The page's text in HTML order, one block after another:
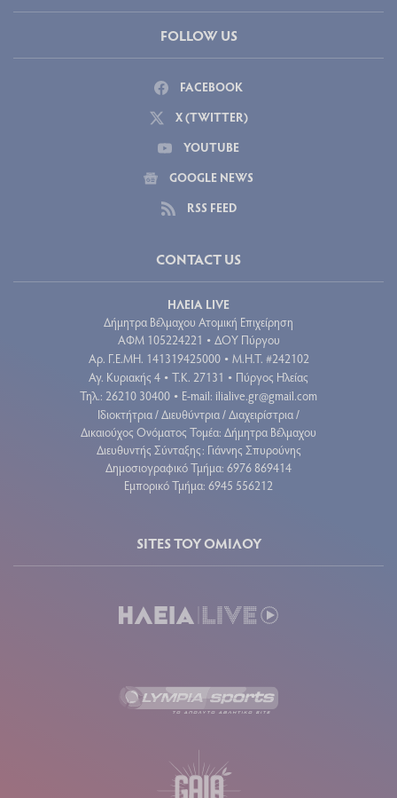
FOLLOW US
FACEBOOK
X (TWITTER)
YOUTUBE
GOOGLE NEWS
RSS FEED
CONTACT US
ΗΛΕΙΑ LIVE
Δήμητρα Βέλμαχου Ατομική Επιχείρηση
ΑΦΜ 105224221 • ΔΟΥ Πύργου
Aρ. Γ.Ε.ΜΗ. 141319425000 • Μ.Η.Τ. #242102
Αγ. Κυριακής 4 • Τ.Κ. 27131 • Πύργος Ηλείας
Τηλ.: 26210 30400 • E-mail: ilialive.gr@gmail.com
Ιδιοκτήτρια / Διευθύντρια / Διαχειρίστρια /
Δικαιούχος Ονόματος Τομέα: Δήμητρα Βέλμαχου
Διευθυντής Σύνταξης: Γιάννης Σπυρούνης
Δημοσιογραφικό Τμήμα: 6976 869414
Εμπορικό Τμήμα: 6945 556212
SITES ΤΟΥ ΟΜΙΛΟΥ